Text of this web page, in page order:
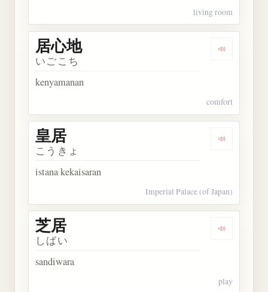
living room
Dengarkan
居心地
いごこち
kenyamanan
comfort
Dengarkan
皇居
こうきょ
istana kekaisaran
Imperial Palace (of Japan)
Dengarkan
芝居
しばい
sandiwara
play